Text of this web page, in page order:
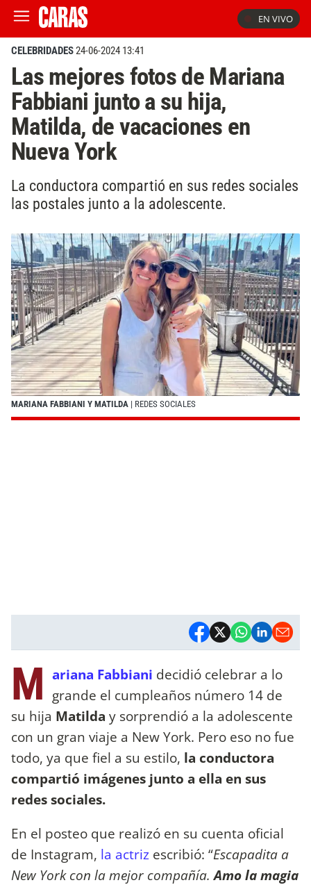
EN VIVO
CELEBRIDADES24-06-2024 13:41
Las mejores fotos de Mariana
Fabbiani junto a su hija,
Matilda, de vacaciones en
Nueva York
La conductora compartió en sus redes sociales
las postales junto a la adolescente.
MARIANA FABBIANI Y MATILDA | REDES SOCIALES
M ariana Fabbiani decidió celebrar a lo
grande el cumpleaños número 14 de
su hija Matilda y sorprendió a la adolescente
con un gran viaje a New York. Pero eso no fue
todo, ya que fiel a su estilo, la conductora
compartió imágenes junto a ella en sus
redes sociales.
En el posteo que realizó en su cuenta oficial
de Instagram, la actriz escribió: “Escapadita a
New York con la mejor compañía.Amo la magia